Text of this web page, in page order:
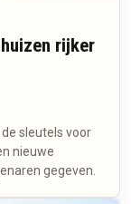
rijker
sleutels voor
nieuwe
gegeven.